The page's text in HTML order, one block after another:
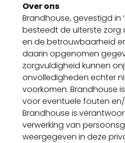
Over ons
Brandhouse, gevestigd in
besteedt de uiterste zorg
en de betrouwbaarheid
daarin opgenomen
zorgvuldigheid kunnen
onvolledigheden echter
voorkomen. Brandhouse
voor eventuele fouten
Brandhouse is
verwerking van
weergegeven in deze